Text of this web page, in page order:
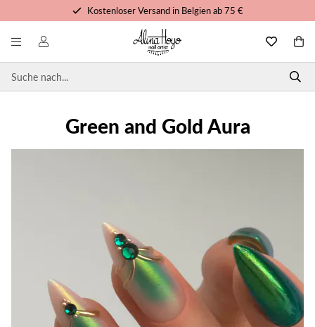
Kostenloser Versand in Belgien ab 75 €
Kostenlose Schulungen und Tutorials
Vor 15 Uhr bestellt, noch heute versandt
Green and Gold Aura